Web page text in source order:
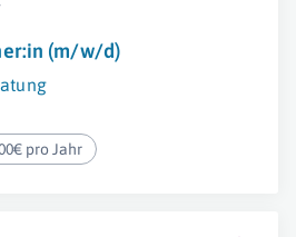
(m/w/d)
pro Jahr